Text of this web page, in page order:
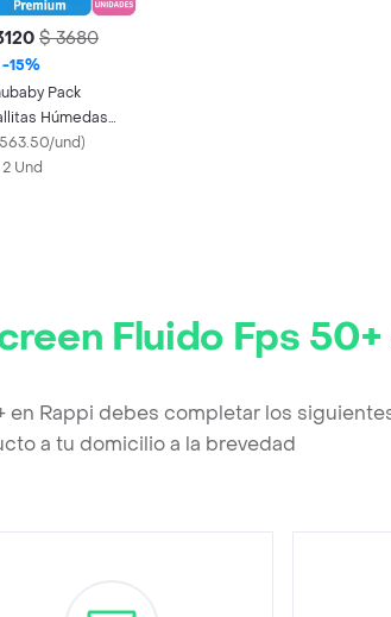
$ 3680
-15%
Pack
Húmedas
Profunda
und)
2 Und
Fluido Fps 50+
en Rappi debes completar los
a tu domicilio a la brevedad